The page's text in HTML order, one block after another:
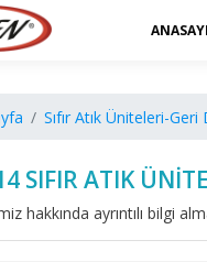
Sıfır Atık Üniteleri-
SIFIR ATIK
hakkında ayrıntılı bilgi